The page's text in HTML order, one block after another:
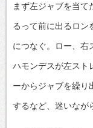
まず左ジャブを当
るって前に出るロン
につなぐ。ロー、右
ハモンデスが左スト
ーからジャブを繰り
するなど、迷いなが